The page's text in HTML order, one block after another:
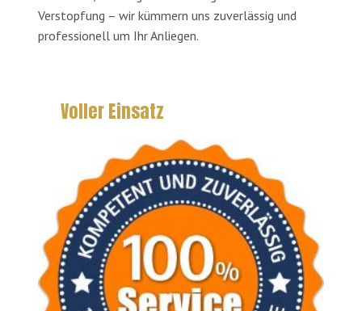
Verstopfung – wir kümmern uns zuverlässig und
professionell um Ihr Anliegen.
Voller Einsatz